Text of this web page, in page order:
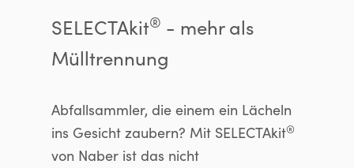
SELECTAkit® - mehr als
Mülltrennung
Abfallsammler, die einem ein Lächeln
ins Gesicht zaubern? Mit SELECTAkit®
von Naber ist das nicht